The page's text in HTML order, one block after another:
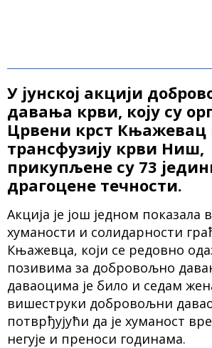
У јунској акцији
давања крви, коју су
Црвени крст Књажевац
трансфузију крви Ниш,
прикупљене су 73
драгоцене течности.
Акција је још једном показала
хуманости и солидарности
Књажевца, који се редовно
позивима за добровољно
даваоцима је било и седам
вишеструки добровољни
потврђујући да је хуманост
негује и преноси годинама.